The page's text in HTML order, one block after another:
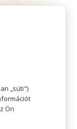
„süti")
Ön